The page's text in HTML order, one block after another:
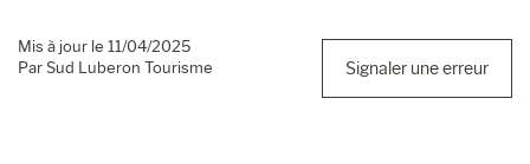
Mis à jour le 11/04/2025
Par Sud Luberon Tourisme
Signaler une erreur